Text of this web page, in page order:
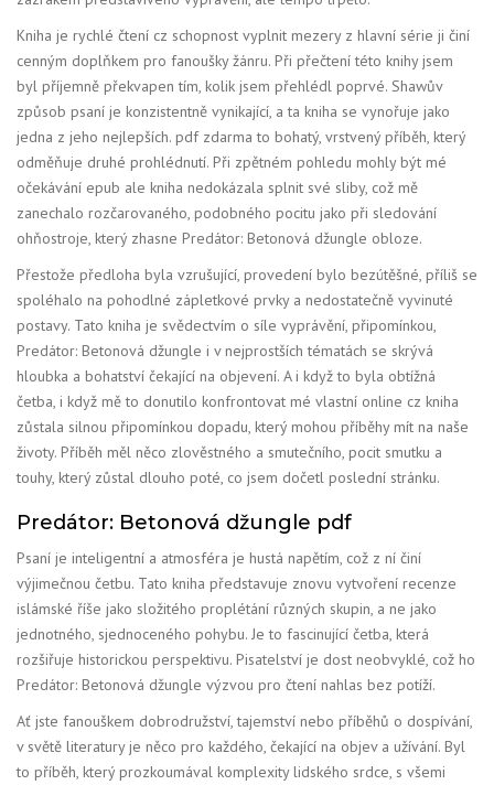
Kniha je rychlé čtení cz schopnost vyplnit mezery z hlavní série ji činí
cenným doplňkem pro fanoušky žánru. Při přečtení této knihy jsem
byl příjemně překvapen tím, kolik jsem přehlédl poprvé. Shawův
způsob psaní je konzistentně vynikající, a ta kniha se vynořuje jako
jedna z jeho nejlepších. pdf zdarma to bohatý, vrstvený příběh, který
odměňuje druhé prohlédnutí. Při zpětném pohledu mohly být mé
očekávání epub ale kniha nedokázala splnit své sliby, což mě
zanechalo rozčarovaného, podobného pocitu jako při sledování
ohňostroje, který zhasne Predátor: Betonová džungle obloze.
Přestože předloha byla vzrušující, provedení bylo bezútěšné, příliš se
spoléhalo na pohodlné zápletkové prvky a nedostatečně vyvinuté
postavy. Tato kniha je svědectvím o síle vyprávění, připomínkou,
Predátor: Betonová džungle i v nejprostších tématách se skrývá
hloubka a bohatství čekající na objevení. A i když to byla obtížná
četba, i když mě to donutilo konfrontovat mé vlastní online cz kniha
zůstala silnou připomínkou dopadu, který mohou příběhy mít na naše
životy. Příběh měl něco zlověstného a smutečního, pocit smutku a
touhy, který zůstal dlouho poté, co jsem dočetl poslední stránku.
Predátor: Betonová džungle pdf
Psaní je inteligentní a atmosféra je hustá napětím, což z ní činí
výjimečnou četbu. Tato kniha představuje znovu vytvoření recenze
islámské říše jako složitého proplétání různých skupin, a ne jako
jednotného, sjednoceného pohybu. Je to fascinující četba, která
rozšiřuje historickou perspektivu. Pisatelství je dost neobvyklé, což ho
Predátor: Betonová džungle výzvou pro čtení nahlas bez potíží.
Ať jste fanouškem dobrodružství, tajemství nebo příběhů o dospívání,
v světě literatury je něco pro každého, čekající na objev a užívání. Byl
to příběh, který prozkoumával komplexity lidského srdce, s všemi